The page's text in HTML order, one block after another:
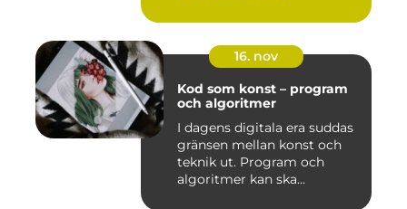
16. nov
Kod som konst – program
och algoritmer
I dagens digitala era suddas
gränsen mellan konst och
teknik ut. Program och
algoritmer kan ska...